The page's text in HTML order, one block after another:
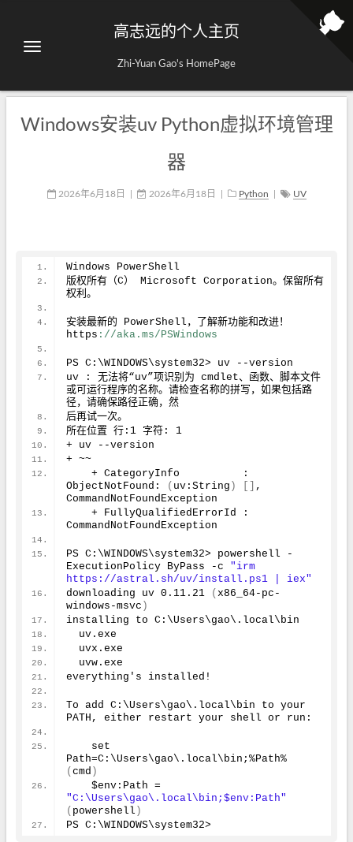
高志远的个人主页
Zhi-Yuan Gao's HomePage
Windows安装uv Python虚拟环境管理
器
2026年6月18日 2026年6月18日 Python UV
Windows PowerShell
版权所有（C） Microsoft Corporation。保留所有
权利。
安装最新的 PowerShell，了解新功能和改进！
https ://aka.ms/PSWindows
PS C:\WINDOWS\system32> uv --version
uv : 无法将“uv”项识别为 cmdlet、函数、脚本文件
或可运行程序的名称。请检查名称的拼写，如果包括路
径，请确保路径正确，然
后再试一次。
所在位置 行: 1 字符: 1
+ uv --version
+ ~~
ObjectNotFound:
( uv:String )
,
CommandNotFoundException
CommandNotFoundException
PS C:\WINDOWS\system32> powershell -
ExecutionPolicy ByPass -c "irm
https://astral.sh/uv/install.ps1 | iex"
downloading uv 0.11 .21 ( x86_64-pc-
windows-msvc )
installing to C:\Users\gao\.local\bin
  uv.exe
  uvx.exe
  uvw.exe
everything's installed!
To add C:\Users\gao\.local\bin to your
PATH, either restart your shell or run:
( cmd )
"C:\Users\gao\.local\bin;$env:Path"
( powershell )
PS C:\WINDOWS\system32>